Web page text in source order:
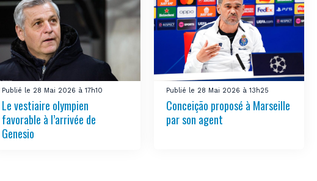
Publié le 28 Mai 2026 à 17h10
Le vestiaire olympien
favorable à l’arrivée de
Genesio
Publié le 28 Mai 2026 à 13h25
Conceição proposé à Marseille
par son agent